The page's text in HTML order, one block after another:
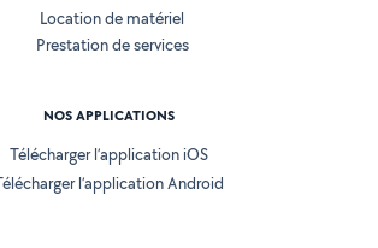
Location de matériel
Prestation de services
NOS APPLICATIONS
Télécharger l’application iOS
l’application Android